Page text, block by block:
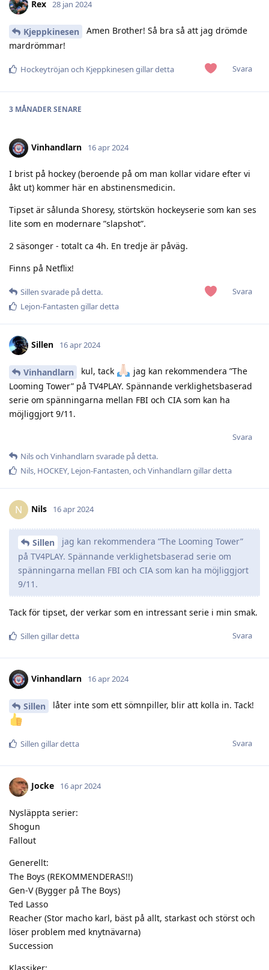
Rex 28 jan 2024
Kjeppkinesen
Amen Brother! Så bra så att jag drömde
mardrömmar!
Svara
Hockeytröjan och Kjeppkinesen gillar detta
3 MÅNADERSENARE
Vinhandlarn 16 apr 2024
I brist på hockey (beroende på om man kollar vidare efter vi
åkt ut) kommer här en abstinensmedicin.
Tipset är sålunda Shoresy, störtskön hockeyserie som kan ses
lite som en modernare ”slapshot”.
2 säsonger - totalt ca 4h. En tredje är påväg.
Finns på Netflix!
Svara
Sillen svarade på detta.
Lejon-Fantasten gillar detta
Sillen 16 apr 2024
Vinhandlarn kul, tack
jag kan rekommendera ”The
Looming Tower” på TV4PLAY. Spännande verklighetsbaserad
serie om spänningarna mellan FBI och CIA som kan ha
möjliggjort 9/11.
Svara
Nilsoch Vinhandlarn svarade på detta.
Nils, HOCKEY, Lejon-Fantasten, och Vinhandlarn gillar detta
N Nils 16 apr 2024
Sillen
jag kan rekommendera ”The Looming Tower”
på TV4PLAY. Spännande verklighetsbaserad serie om
spänningarna mellan FBI och CIA som kan ha möjliggjort
9/11.
Tack för tipset, der verkar som en intressant serie i min smak.
Svara
Sillen gillar detta
Vinhandlarn 16 apr 2024
Sillen låter inte som ett sömnpiller, blir att kolla in. Tack!
Svara
Sillen gillar detta
Jocke 16 apr 2024
Nysläppta serier:
Shogun
Fallout
Generellt:
The Boys (REKOMMENDERAS!!)
Gen-V (Bygger på The Boys)
Ted Lasso
Reacher (Stor macho karl, bäst på allt, starkast och störst och
löser problem med knytnävarna)
Succession
Klassiker: